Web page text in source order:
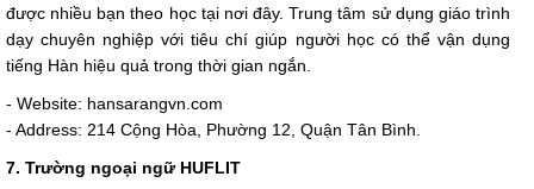
được nhiều bạn theo học tại nơi đây. Trung tâm sử dụng giáo trình
dạy chuyên nghiệp với tiêu chí giúp người học có thể vận dụng
tiếng Hàn hiệu quả trong thời gian ngắn.
- Website: hansarangvn.com
- Address: 214 Cộng Hòa, Phường 12, Quận Tân Bình.
7. Trường ngoại ngữ HUFLIT